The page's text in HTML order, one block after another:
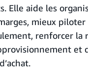
Elle aide les
mieux
renforcer la
et